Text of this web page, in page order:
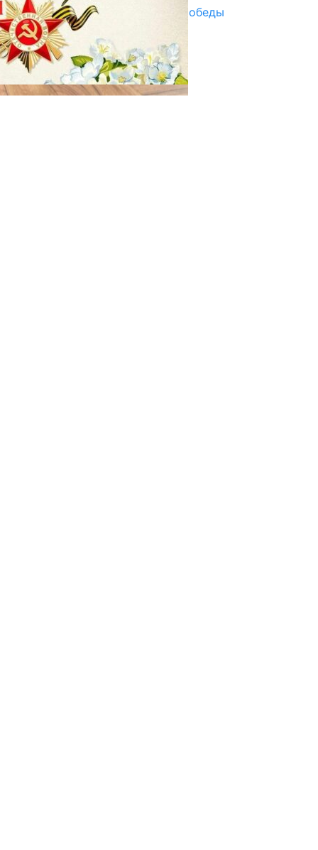
Награды в преддверии Дня Победы
29.04.2025